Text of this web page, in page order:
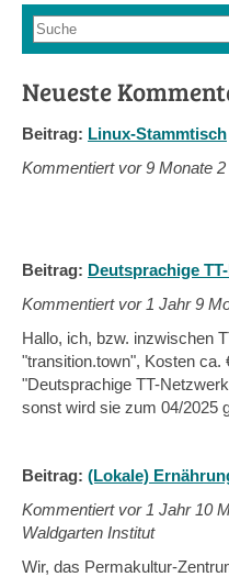
Suchformular
Suche
Neueste
Beitrag: Linux-Stammtisch
Kommentiert vor9 Monate
Beitrag: Deutsprachige
Kommentiert vor 1 Jahr 9
Hallo, ich, bzw. inzwischen
"transition.town", Kosten ca.
"Deutsprachige TT-
sonst wird sie zum 04/2025
Beitrag: (Lokale)
Kommentiert vor 1 Jahr 10
Waldgarten Institut
Wir, das Permakultur-